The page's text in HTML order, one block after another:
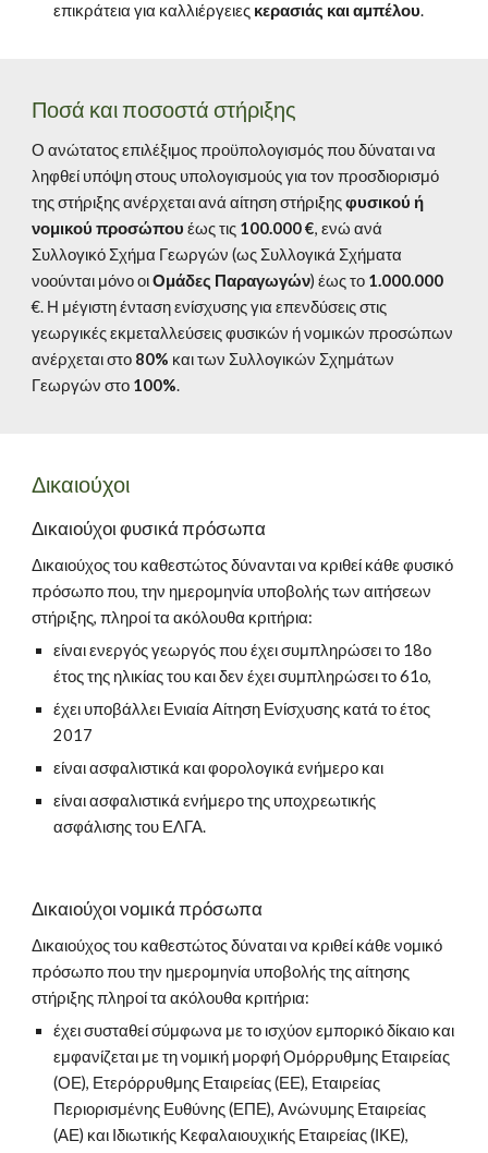
επικράτεια για καλλιέργειες κερασιάς και αμπέλου.
Ποσά και ποσοστά στήριξης
Ο ανώτατος επιλέξιμος προϋπολογισμός που δύναται να
ληφθεί υπόψη στους υπολογισμούς για τον προσδιορισμό
της στήριξης ανέρχεται ανά αίτηση στήριξης φυσικού ή
νομικού προσώπου έως τις 100.000 €, ενώ ανά
Συλλογικό Σχήμα Γεωργών (ως Συλλογικά Σχήματα
νοούνται μόνο οι Ομάδες Παραγωγών) έως το
€. Η μέγιστη ένταση ενίσχυσης για επενδύσεις στις
γεωργικές εκμεταλλεύσεις φυσικών ή νομικών προσώπων
ανέρχεται στο 80% και των Συλλογικών Σχημάτων
Γεωργών στο 100%.
Δικαιούχοι
Δικαιούχοι φυσικά πρόσωπα
Δικαιούχος του καθεστώτος δύνανται να κριθεί κάθε φυσικό
πρόσωπο που, την ημερομηνία υποβολής των αιτήσεων
στήριξης, πληροί τα ακόλουθα κριτήρια:
είναι ενεργός γεωργός που έχει συμπληρώσει το 18ο
έτος της ηλικίας του και δεν έχει συμπληρώσει το 61ο,
έχει υποβάλλει Ενιαία Αίτηση Ενίσχυσης κατά το έτος
2017
είναι ασφαλιστικά και φορολογικά ενήμερο και
είναι ασφαλιστικά ενήμερο της υποχρεωτικής
ασφάλισης του ΕΛΓΑ.
Δικαιούχοι νομικά πρόσωπα
Δικαιούχος του καθεστώτος δύναται να κριθεί κάθε νομικό
πρόσωπο που την ημερομηνία υποβολής της αίτησης
στήριξης πληροί τα ακόλουθα κριτήρια:
έχει συσταθεί σύμφωνα με το ισχύον εμπορικό δίκαιο και
εμφανίζεται με τη νομική μορφή Ομόρρυθμης Εταιρείας
(ΟΕ), Ετερόρρυθμης Εταιρείας (ΕΕ), Εταιρείας
Περιορισμένης Ευθύνης (ΕΠΕ), Ανώνυμης Εταιρείας
(ΑΕ) και Ιδιωτικής Κεφαλαιουχικής Εταιρείας (ΙΚΕ),